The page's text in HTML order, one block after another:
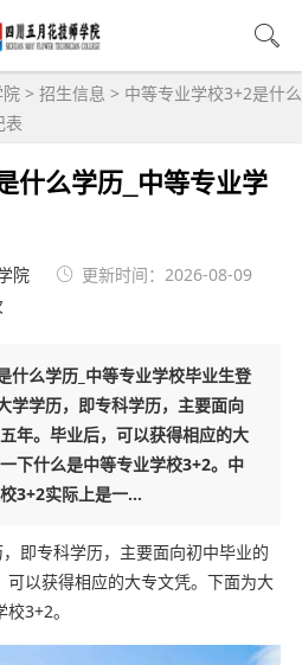
> 招生信息 > 中等专业学校3+2是什么
表
什么学历_中等专业学
院
更新时间：2026-08-09
什么学历_中等专业学校毕业生登
学学历，即专科学历，主要面向
年。毕业后，可以获得相应的大
下什么是中等专业学校3+2。中
3+2实际上是一...
即专科学历，主要面向初中毕业的
以获得相应的大专文凭。下面为大
3+2。